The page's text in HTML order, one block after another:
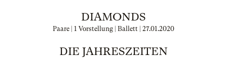
DIAMONDS
Paare | 1 Vorstellung | Ballett | 27.01.2020
DIE JAHRESZEITEN